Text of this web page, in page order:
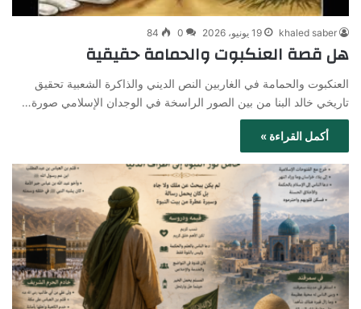
khaled saber 19 يونيو، 2026 0
84
هل قصة العنكبوت والحمامة حقيقية
العنكبوت والحمامة في الغاربين النص الديني والذاكرة الشعبية تحقيق
تاريخي خالد البنا من بين الصور الراسخة في الوجدان الإسلامي صورة…
أكمل القراءة »